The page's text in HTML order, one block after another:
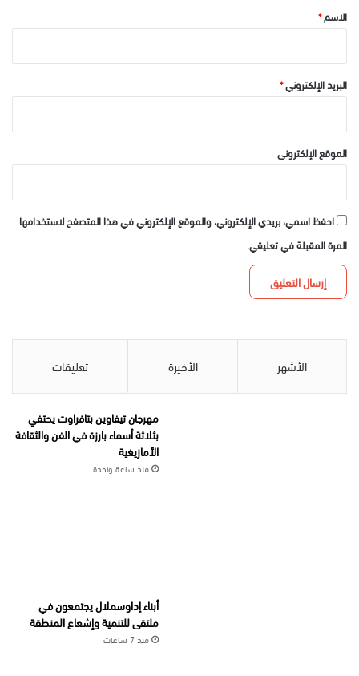
*الاسم*
البريد الإلكتروني*
الموقع الإلكتروني
احفظ اسمي، بريدي الإلكتروني، والموقع الإلكتروني في هذا المتصفح لاستخدامها
المرة المقبلة في تعليقي.
الأشهر الأخيرة تعليقات
مهرجان تيفاوين بتافراوت يحتفي
بثلاثة أسماء بارزة في الفن والثقافة
الأمازيغية
منذ ساعة واحدة
أبناء إداوسملال يجتمعون في
ملتقى للتنمية وإشعاع المنطقة
منذ 7 ساعات